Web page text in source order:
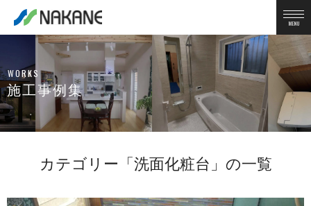
MENU
WORKS
施工事例集
カテゴリー「洗面化粧台」の一覧